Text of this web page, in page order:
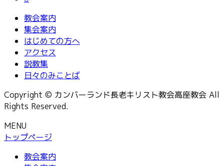
教会案内
集会案内
はじめての方へ
アクセス
説教集
日々のみことば
Copyright © カンバーランド長老キリスト教会高座教会 All
Rights Reserved.
MENU
トップページ
教会案内